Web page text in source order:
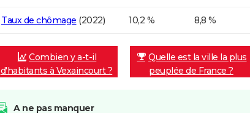
Taux de chômage (2022) 10,2 % 8,8 %
Combien y a-t-il
d'habitants à Vexaincourt ?
Quelle est la ville la plus
peuplée de France ?
A ne pas manquer